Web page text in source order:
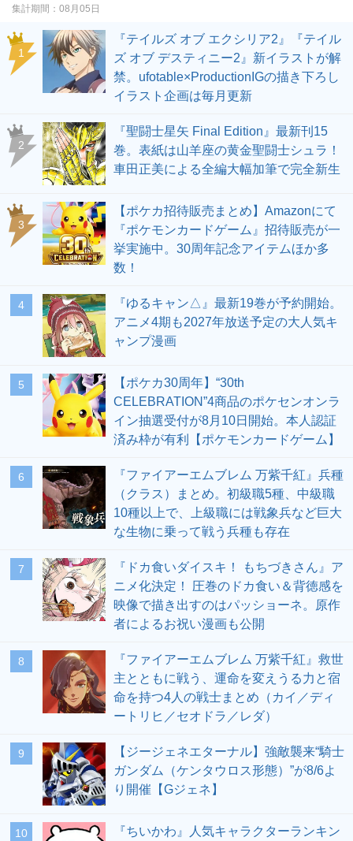
集計期間： 08月05日
1
『テイルズ オブ エクシリア2』『テイル
ズ オブ デスティニー2』新イラストが解
禁。ufotable×ProductionIGの描き下ろし
イラスト企画は毎月更新
2
『聖闘士星矢 Final Edition』最新刊15
巻。表紙は山羊座の黄金聖闘士シュラ！
車田正美による全編大幅加筆で完全新生
3
【ポケカ招待販売まとめ】Amazonにて
『ポケモンカードゲーム』招待販売が一
挙実施中。30周年記念アイテムほか多
数！
4
『ゆるキャン△』最新19巻が予約開始。
アニメ4期も2027年放送予定の大人気キ
ャンプ漫画
5
【ポケカ30周年】“30th
CELEBRATION”4商品のポケセンオンラ
イン抽選受付が8月10日開始。本人認証
済み枠が有利【ポケモンカードゲーム】
6
『ファイアーエムブレム 万紫千紅』兵種
（クラス）まとめ。初級職5種、中級職
10種以上で、上級職には戦象兵など巨大
な生物に乗って戦う兵種も存在
7
『ドカ食いダイスキ！ もちづきさん』ア
ニメ化決定！ 圧巻のドカ食い＆背徳感を
映像で描き出すのはパッショーネ。原作
者によるお祝い漫画も公開
8
『ファイアーエムブレム 万紫千紅』救世
主とともに戦う、運命を変えうる力と宿
命を持つ4人の戦士まとめ（カイ／ディ
ートリヒ／セオドラ／レダ）
9
【ジージェネエターナル】強敵襲来“騎士
ガンダム（ケンタウロス形態）”が8/6よ
り開催【Gジェネ】
10
『ちいかわ』人気キャラクターランキン